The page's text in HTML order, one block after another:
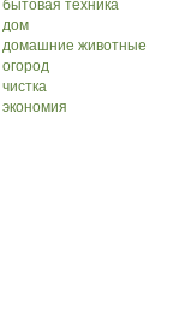
бытовая техника
дом
домашние животные
огород
чистка
экономия